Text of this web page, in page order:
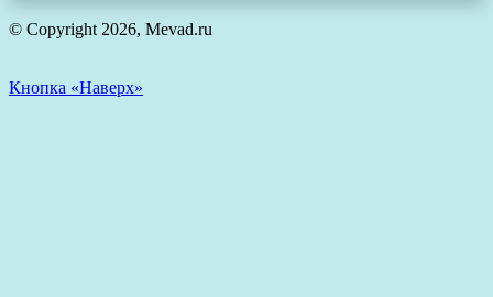
© Copyright 2026, Mevad.ru
Кнопка «Наверх»